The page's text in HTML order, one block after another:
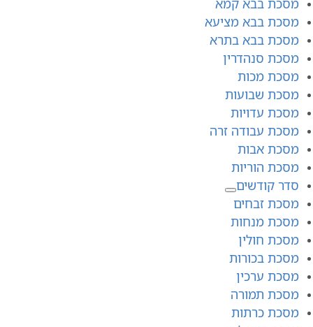
מסכת בבא מציעא
מסכת בבא בתרא
מסכת סנהדרין
מסכת מכות
מסכת שבועות
מסכת עדויות
מסכת עבודה זרה
מסכת אבות
מסכת הוריות
סדר קודשים
מסכת זבחים
מסכת מנחות
מסכת חולין
מסכת בכורות
מסכת ערכין
מסכת תמורה
מסכת כרתות